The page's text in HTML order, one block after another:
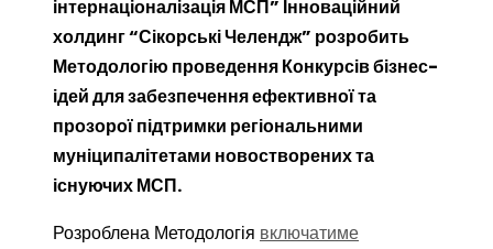
інтернаціоналізація МСП” Інноваційний
холдинг “Сікорські Челендж” розробить
Методологію проведення Конкурсів бізнес-
ідей для забезпечення ефективної та
прозорої підтримки регіональними
муніципалітетами новостворених та
існуючих МСП.
Розроблена Методологія включатиме